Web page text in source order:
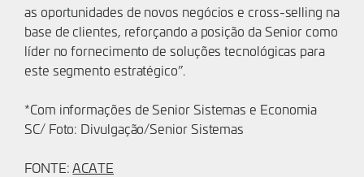
as oportunidades de novos negócios e cross-selling na
base de clientes, reforçando a posição da Senior como
líder no fornecimento de soluções tecnológicas para
este segmento estratégico”.
*Com informações de Senior Sistemas e Economia
SC/ Foto: Divulgação/Senior Sistemas
FONTE:ACATE